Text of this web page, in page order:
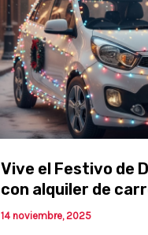
Vive el Festivo de
con alquiler de
14 noviembre, 2025